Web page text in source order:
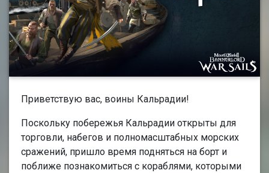
Приветствую вас, воины Кальрадии!
Поскольку побережья Кальрадии открыты для
торговли, набегов и полномасштабных морских
сражений, пришло время подняться на борт и
поближе познакомиться с кораблями, которыми